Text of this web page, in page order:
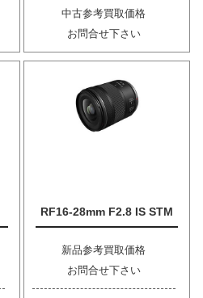
中古参考買取価格
お問合せ下さい
RF16-28mm F2.8 IS STM
新品参考買取価格
お問合せ下さい